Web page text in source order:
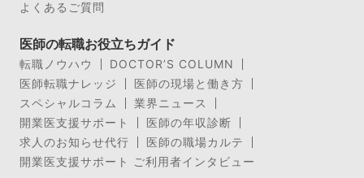
よくあるご質問
医師の転職お役立ちガイド
転職ノウハウ
DOCTOR’S COLUMN
医師転職ナレッジ
医師の現場と働き方
スペシャルコラム
業界ニュース
開業医支援サポート
医師の年収診断
求人のお知らせ代行
医師の職場カルテ
開業医支援サポート ご利用者インタビュー